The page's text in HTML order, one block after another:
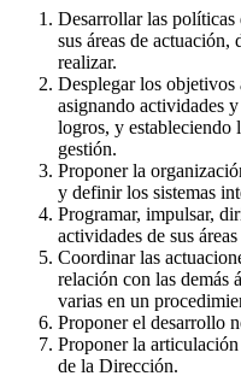
Desarrollar las políticas
sus áreas de actuación,
realizar.
Desplegar los objetivos
asignando actividades
logros, y estableciendo
gestión.
Proponer la
y definir los sistemas
Programar, impulsar,
actividades de sus
Coordinar las
relación con las demás
varias en un
Proponer el desarrollo
Proponer la
de la Dirección.